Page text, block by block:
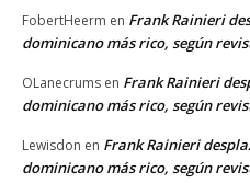
FobertHeerm en Frank Rainieri
dominicano más rico, según
OLanecrums en Frank Rainieri
dominicano más rico, según
Lewisdon en Frank Rainieri
dominicano más rico, según